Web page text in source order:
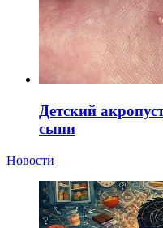
Детский
сыпи
Новости